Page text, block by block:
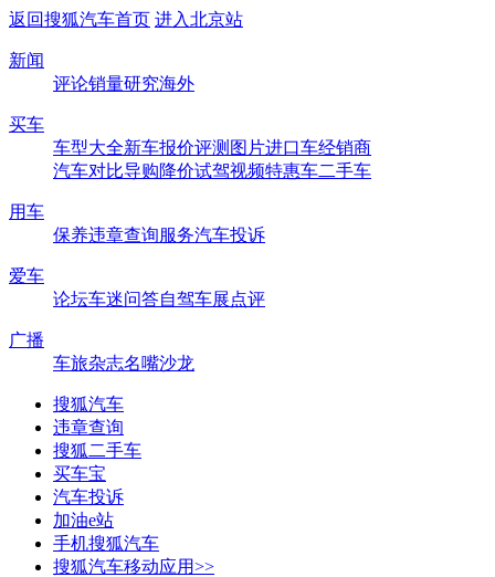
返回搜狐汽车首页 进入北京站
新闻
评论销量研究海外
买车
车型大全新车报价评测 图片进口车经销商
汽车对比导购降价试驾视频特惠车二手车
用车
保养违章查询服务汽车投诉
爱车
论坛车迷问答自驾车展点评
广播
车旅杂志名嘴沙龙
搜狐汽车
违章查询
搜狐二手车
买车宝
汽车投诉
加油e站
手机搜狐汽车
搜狐汽车移动应用>>